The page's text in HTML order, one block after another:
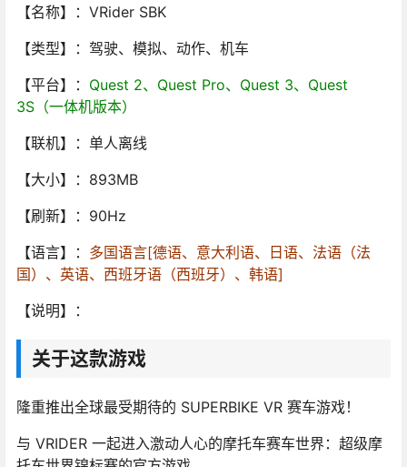
【名称】：VRider SBK
【类型】：驾驶、模拟、动作、机车
【平台】： Quest 2、Quest Pro、Quest 3、Quest
3S（一体机版本）
【联机】：单人离线
【大小】：893MB
【刷新】：90Hz
【语言】： 多国语言[德语、意大利语、日语、法语（法
国）、英语、西班牙语（西班牙）、韩语]
【说明】：
关于这款游戏
隆重推出全球最受期待的 SUPERBIKE VR 赛车游戏！
与 VRIDER 一起进入激动人心的摩托车赛车世界：超级摩